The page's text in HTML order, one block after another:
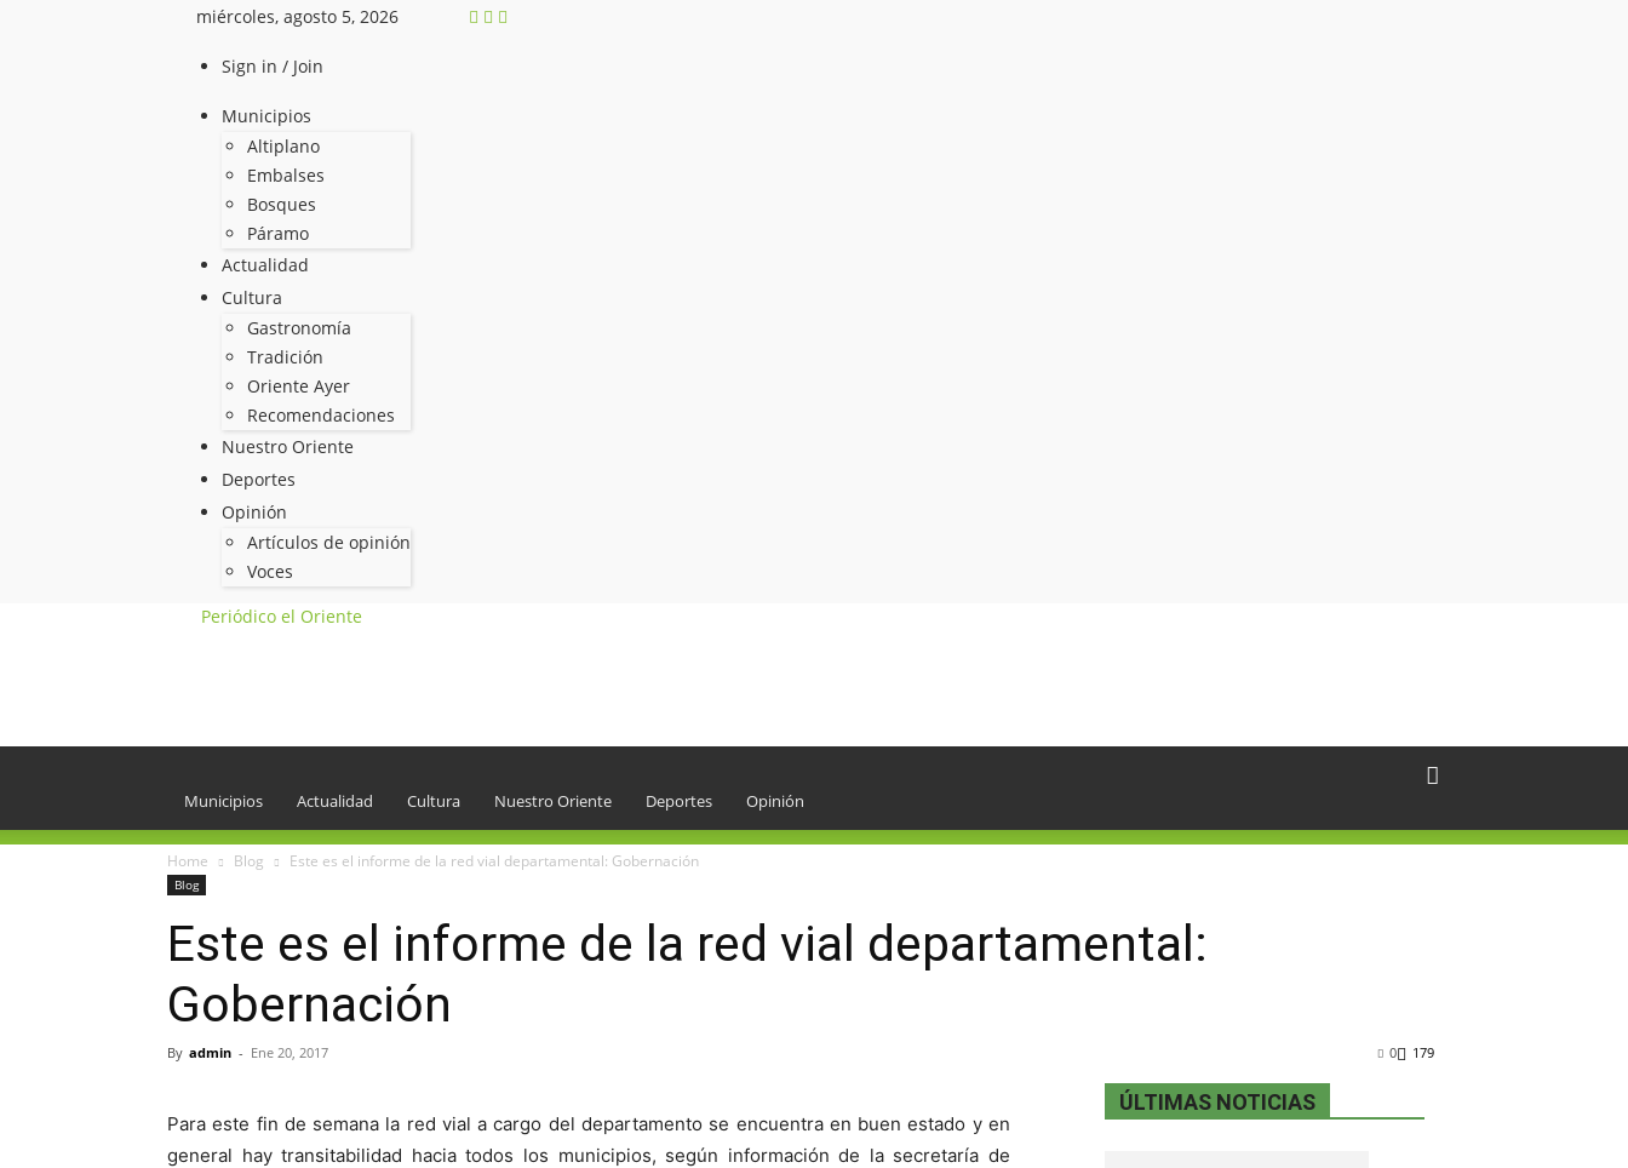
miércoles, agosto 5, 2026
Sign in / Join
Municipios
Altiplano
Embalses
Bosques
Páramo
Actualidad
Cultura
Gastronomía
Tradición
Oriente Ayer
Recomendaciones
Nuestro Oriente
Deportes
Opinión
Artículos de opinión
Voces
Periódico el Oriente
Municipios Actualidad Cultura Nuestro Oriente Deportes Opinión
Home Blog Este es el informe de la red vial departamental: Gobernación
Blog
Este es el informe de la red vial departamental:
Gobernación
By admin - Ene 20, 2017 179
0
Para este fin de semana la red vial a cargo del departamento se encuentra en buen estado y en
general hay transitabilidad hacia todos los municipios, según información de la secretaría de
ÚLTIMAS NOTICIAS